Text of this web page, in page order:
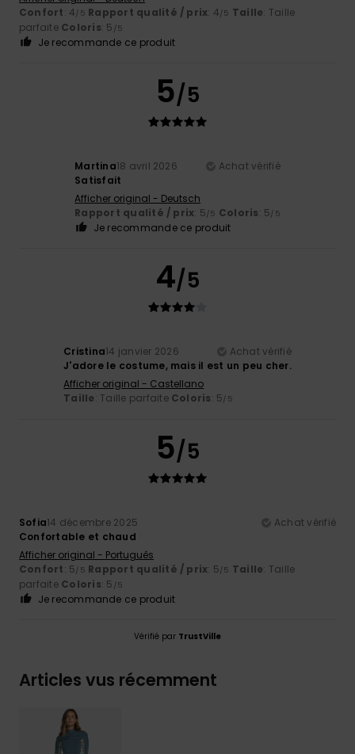
Confort: 4/5 Rapport qualité / prix: 4/5 Taille: Taille
parfaite Coloris: 5 /5
Je recommande ce produit
5/5
Martina18 avril 2026
Achat vérifié
Satisfait
Afficher original - Deutsch
Rapport qualité / prix: 5/5 Coloris: 5/5
Je recommande ce produit
4/5
Cristina14 janvier 2026
Achat vérifié
J'adore le costume, mais il est un peu cher.
Afficher original - Castellano
Taille: Taille parfaite Coloris: 5/5
5/5
Sofia14 décembre 2025
Achat vérifié
Confortable et chaud
Afficher original - Português
Confort: 5/5 Rapport qualité / prix: 5/5 Taille: Taille
parfaite Coloris: 5 /5
Je recommande ce produit
Vérifié par TrustVille
Articles vus récemment